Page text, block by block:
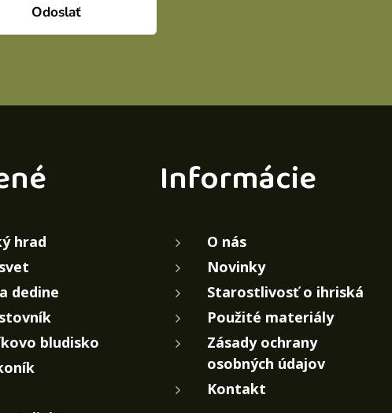
Odoslať
hrad
dedine
bludisko
Informácie
O nás
Novinky
Starostlivosť o ihriská
Použité materiály
Zásady ochrany
osobných údajov
Kontakt